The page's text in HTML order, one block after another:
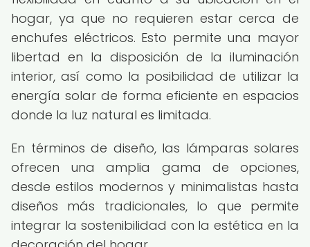
hogar, ya que no requieren estar cerca de
enchufes eléctricos. Esto permite una mayor
libertad en la disposición de la iluminación
interior, así como la posibilidad de utilizar la
energía solar de forma eficiente en espacios
donde la luz natural es limitada.
En términos de diseño, las lámparas solares
ofrecen una amplia gama de opciones,
desde estilos modernos y minimalistas hasta
diseños más tradicionales, lo que permite
integrar la sostenibilidad con la estética en la